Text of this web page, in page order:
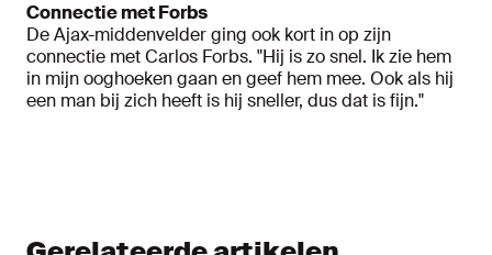
Connectie met Forbs
De Ajax-middenvelder ging ook kort in op zijn
connectie met Carlos Forbs. "Hij is zo snel. Ik zie hem
in mijn ooghoeken gaan en geef hem mee. Ook als hij
een man bij zich heeft is hij sneller, dus dat is fijn."